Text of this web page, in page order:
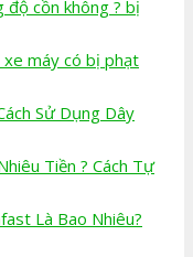
cồn không ? bị
máy có bị phạt
Sử Dụng Dây
Tiền ? Cách Tự
Là Bao Nhiêu?